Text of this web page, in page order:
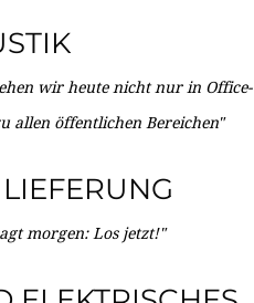
wir heute nicht nur in Office-
allen öffentlichen Bereichen"
morgen: Los jetzt!"